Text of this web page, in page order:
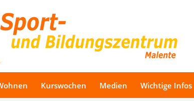
Kurswochen Medien Wichtige Infos